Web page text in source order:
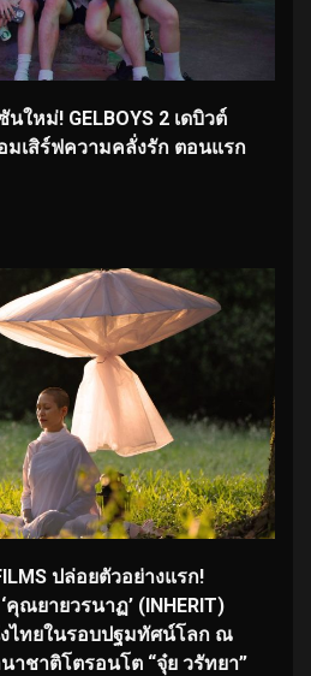
นใหม่! GELBOYS 2 เดบิวต์
มเสิร์ฟความคลั่งรัก ตอนแรก
ปล่อยตัวอย่างแรก!
ณยายวรนาฏ’ (INHERIT)
ไทยในรอบปฐมทัศน์โลก ณ
าชาติโตรอนโต “จุ๋ย วรัทยา”